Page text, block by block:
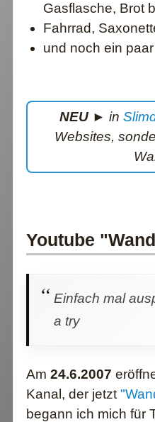
Gasflasche, Brot
Fahrrad,
und noch ein
NEU ► in
Websites,
Youtube
Einfach mal
a try
Am 24.6.2007
Kanal, der jetzt
begann ich mich für